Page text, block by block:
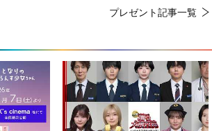
プレゼント記事一覧